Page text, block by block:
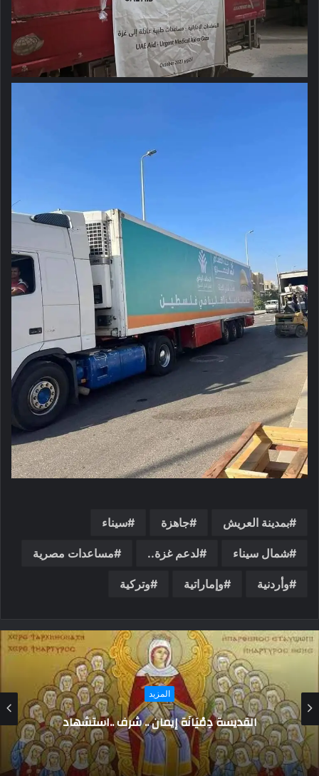
بمدينة العريش جاهزة سيناء
شمال سيناء لدعم غزة.. مساعدات مصرية
وأردنية وإماراتية وتركية
المزيد
اشهر الاسماء المستعارة فى بلاط صاحبة الجلالة